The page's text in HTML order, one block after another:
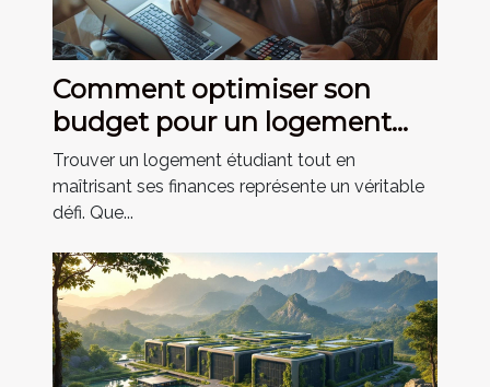
Comment optimiser son
budget pour un logement
étudiant ?
Trouver un logement étudiant tout en
maîtrisant ses finances représente un véritable
défi. Que...